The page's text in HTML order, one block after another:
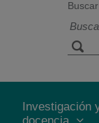
Buscar
Investigación
docencia